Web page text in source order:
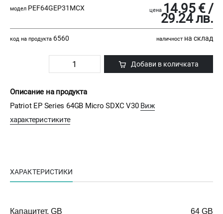
модел PEF64GEP31MCX цена 14.95 € /
29.24 лв.
код на продукта 6560 наличност на склад
Добави в количката
Описание на продукта
Patriot EP Series 64GB Micro SDXC V30 Виж
характеристиките
ХАРАКТЕРИСТИКИ
Капацитет, GB 64 GB